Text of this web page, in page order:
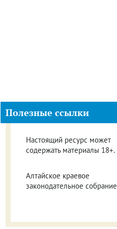
Полезные ссылки
Настоящий ресурс может
содержать материалы 18+.
Алтайское краевое
законодательное собрание